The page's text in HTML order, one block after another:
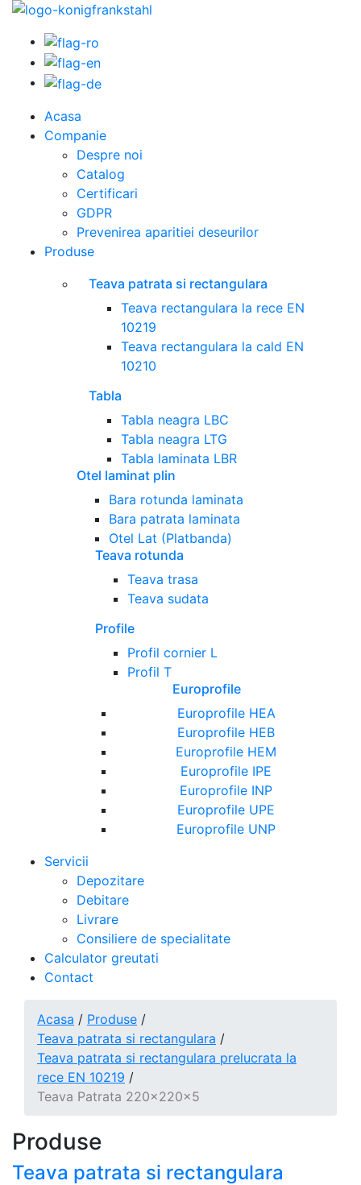
Acasa
Companie
Despre noi
Catalog
Certificari
GDPR
Prevenirea aparitiei deseurilor
Produse
Teava patrata si rectangulara
Teava rectangulara la rece EN
10219
Teava rectangulara la cald EN
10210
Tabla
Tabla neagra LBC
Tabla neagra LTG
Tabla laminata LBR
Otel laminat plin
Bara rotunda laminata
Bara patrata laminata
Otel Lat (Platbanda)
Teava rotunda
Teava trasa
Teava sudata
Profile
Profil cornier L
Profil T
Europrofile
Europrofile HEA
Europrofile HEB
Europrofile HEM
Europrofile IPE
Europrofile INP
Europrofile UPE
Europrofile UNP
Servicii
Depozitare
Debitare
Livrare
Consiliere de specialitate
Calculator greutati
Contact
Acasa / Produse /
Teava patrata si rectangulara /
Teava patrata si rectangulara prelucrata la
rece EN 10219 /
Teava Patrata 220x220x5
Produse
Teava patrata si rectangulara